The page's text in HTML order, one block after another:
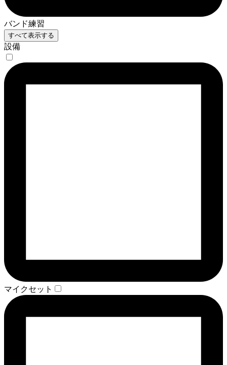
バンド練習
すべて表示する
設備
マイクセット